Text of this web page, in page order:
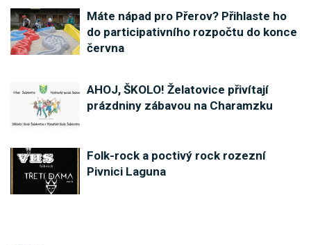
Máte nápad pro Přerov? Přihlaste ho
do participativního rozpočtu do konce
června
AHOJ, ŠKOLO! Želatovice přivítají
prázdniny zábavou na Charamzku
Folk-rock a poctivý rock rozezní
Pivnici Laguna